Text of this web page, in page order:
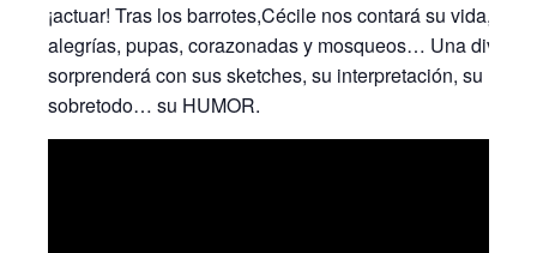
¡actuar! Tras los barrotes,Cécile nos contará su vida,
alegrías, pupas, corazonadas y mosqueos… Una
sorprenderá con sus sketches, su interpretación, su
sobretodo… su HUMOR.